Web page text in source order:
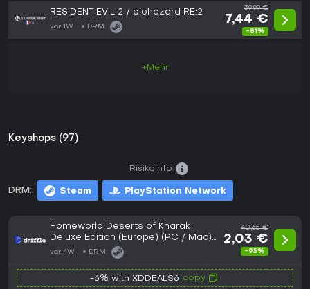
RESIDENT EVIL 2 / biohazard RE:2
vor 1W DRM:
39,99 €
7,44 €
-81%
+Mehr
Keyshops (97)
DRM: Steam PlayStation Network
Risikoinfo:
Homeworld Deserts of Kharak
Deluxe Edition (Europe) (PC / Mac)
- Steam - Digital Key
vor 4W DRM:
40,65 €
2,03 €
-95%
-6% with XDDEALS6 copy